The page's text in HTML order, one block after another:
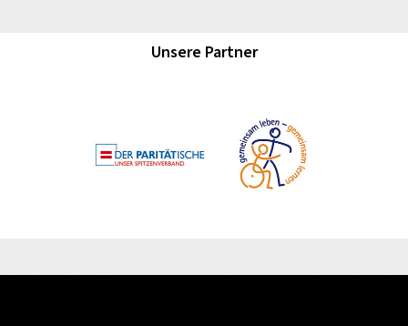
Unsere Partner